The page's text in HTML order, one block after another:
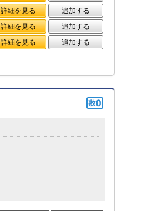
詳細を見る
追加する
詳細を見る
追加する
詳細を見る 追加する